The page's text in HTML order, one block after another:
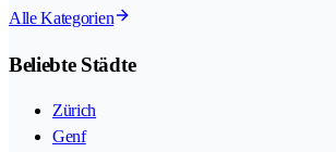
Alle Kategorien
Beliebte Städte
Zürich
Genf